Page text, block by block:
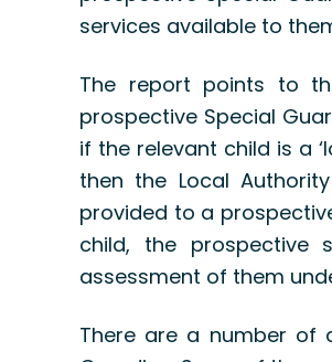
services available to
The report points to
prospective Special
if the relevant child is a
then the Local
provided to a
child, the prospective
assessment of them
There are a number of